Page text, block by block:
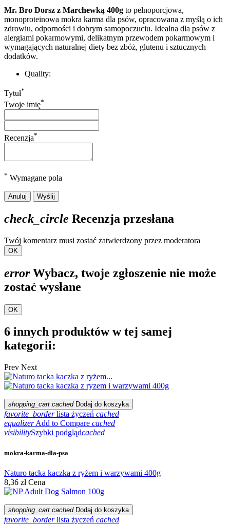
Mr. Bro Dorsz z Marchewką 400g to pełnoporcjowa,
monoproteinowa mokra karma dla psów, opracowana z myślą o ich
zdrowiu, odporności i dobrym samopoczuciu. Idealna dla psów z
alergiami pokarmowymi, delikatnym przewodem pokarmowym i
wymagających naturalnej diety bez zbóż, glutenu i sztucznych
dodatków.
Quality:
Tytuł*
Twoje imię*
Recenzja*
* Wymagane pola
Anuluj Wyślij
check_circle Recenzja przesłana
Twój komentarz musi zostać zatwierdzony przez moderatora
OK
errorWybacz, twoje zgłoszenie nie może
zostać wysłane
OK
6 innych produktów w tej samej
kategorii:
Prev Next
shopping_cart cached Dodaj do koszyka
favorite_border lista życzeń cached
equalizer Add to Compare cached
visibilitySzybki podglądcached
mokra-karma-dla-psa
Naturo tacka kaczka z ryżem i warzywami 400g
8,36 zł Cena
shopping_cart cached Dodaj do koszyka
favorite_border lista życzeń cached